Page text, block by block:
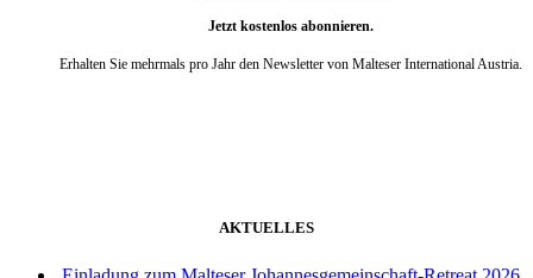
Jetzt kostenlos abonnieren.
Erhalten Sie mehrmals pro Jahr den Newsletter von Malteser International Austria.
AKTUELLES